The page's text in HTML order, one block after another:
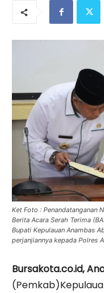
Ket Foto : Penandatanganan
Berita Acara Serah Terima
Bupati Kepulauan Anambas
perjanjiannya kepada Polres
Bursakota.co.id,